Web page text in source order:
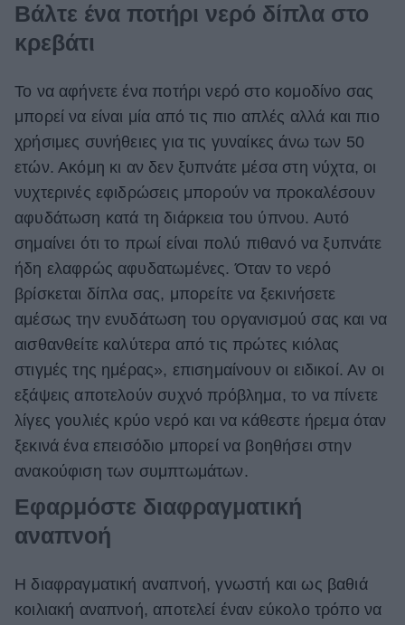
Βάλτε ένα ποτήρι νερό δίπλα στο
κρεβάτι
Το να αφήνετε ένα ποτήρι νερό στο κομοδίνο σας
μπορεί να είναι μία από τις πιο απλές αλλά και πιο
χρήσιμες συνήθειες για τις γυναίκες άνω των 50
ετών. Ακόμη κι αν δεν ξυπνάτε μέσα στη νύχτα, οι
νυχτερινές εφιδρώσεις μπορούν να προκαλέσουν
αφυδάτωση κατά τη διάρκεια του ύπνου. Αυτό
σημαίνει ότι το πρωί είναι πολύ πιθανό να ξυπνάτε
ήδη ελαφρώς αφυδατωμένες. Όταν το νερό
βρίσκεται δίπλα σας, μπορείτε να ξεκινήσετε
αμέσως την ενυδάτωση του οργανισμού σας και να
αισθανθείτε καλύτερα από τις πρώτες κιόλας
στιγμές της ημέρας», επισημαίνουν οι ειδικοί. Αν οι
εξάψεις αποτελούν συχνό πρόβλημα, το να πίνετε
λίγες γουλιές κρύο νερό και να κάθεστε ήρεμα όταν
ξεκινά ένα επεισόδιο μπορεί να βοηθήσει στην
ανακούφιση των συμπτωμάτων.
Εφαρμόστε διαφραγματική
αναπνοή
Η διαφραγματική αναπνοή, γνωστή και ως βαθιά
κοιλιακή αναπνοή, αποτελεί έναν εύκολο τρόπο να